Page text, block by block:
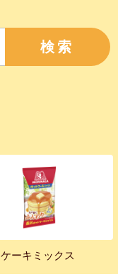
検索
ケーキミックス